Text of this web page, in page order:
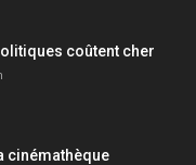
coûtent cher
cinémathèque